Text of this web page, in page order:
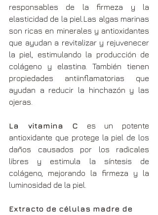
responsables de la firmeza y la
elasticidad de la piel.Las algas marinas
son ricas en minerales y antioxidantes
que ayudan a revitalizar y rejuvenecer
la piel, estimulando la producción de
colágeno y elastina. También tienen
propiedades antiinflamatorias que
ayudan a reducir la hinchazón y las
ojeras.
La vitamina C es un potente
antioxidante que protege la piel de los
daños causados por los radicales
libres y estimula la síntesis de
colágeno, mejorando la firmeza y la
luminosidad de la piel.
Extracto de células madre de